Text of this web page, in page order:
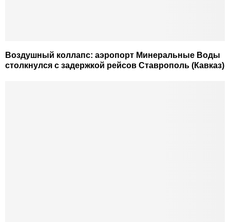
Воздушный коллапс: аэропорт Минеральные Воды
столкнулся с задержкой рейсов Ставрополь (Кавказ)